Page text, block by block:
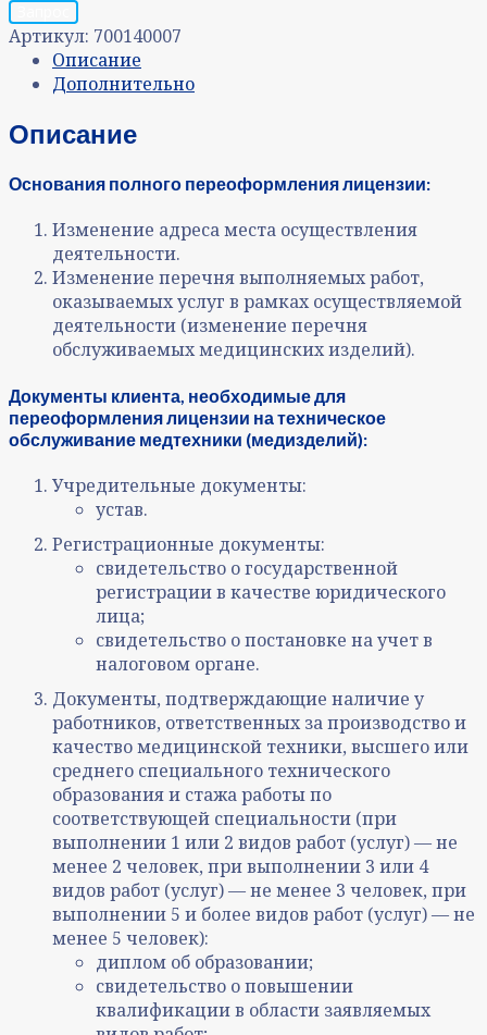
Артикул: 700140007
Описание
Дополнительно
Описание
Основания полного переоформления лицензии:
Изменение адреса места осуществления
деятельности.
Изменение перечня выполняемых работ,
оказываемых услуг в рамках осуществляемой
деятельности (изменение перечня
обслуживаемых медицинских изделий).
Документы клиента, необходимые для
переоформления лицензии на техническое
обслуживание медтехники (медизделий):
Учредительные документы:
устав.
Регистрационные документы:
свидетельство о государственной
регистрации в качестве юридического
лица;
свидетельство о постановке на учет в
налоговом органе.
Документы, подтверждающие наличие у
работников, ответственных за производство и
качество медицинской техники, высшего или
среднего специального технического
образования и стажа работы по
соответствующей специальности (при
выполнении 1 или 2 видов работ (услуг) — не
менее 2 человек, при выполнении 3 или 4
видов работ (услуг) — не менее 3 человек, при
выполнении 5 и более видов работ (услуг) — не
менее 5 человек):
диплом об образовании;
свидетельство о повышении
квалификации в области заявляемых